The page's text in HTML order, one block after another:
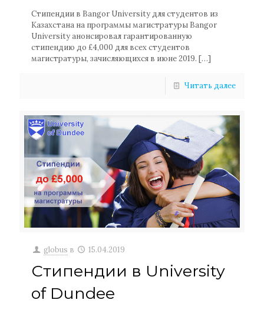
Стипендии в Bangor University для студентов из
Казахстана на программы магистратуры Bangor
University анонсировал гарантированную
стипендию до £4,000 для всех студентов
магистратуры, зачисляющихся в июне 2019. […]
Читать далее
globus в 15.04.2019
Стипендии в University
of Dundee